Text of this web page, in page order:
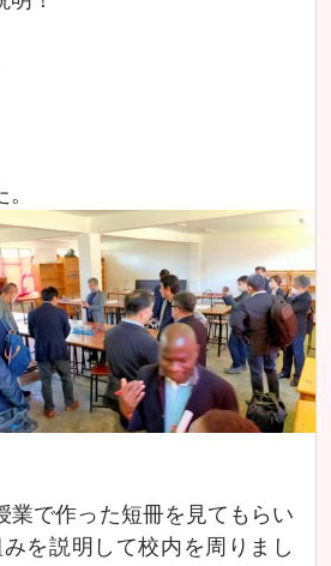
業で作った短冊を見てもらい
を説明して校内を周りまし